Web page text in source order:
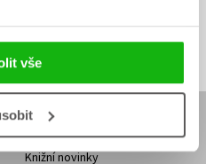
vše
Knižní novinky